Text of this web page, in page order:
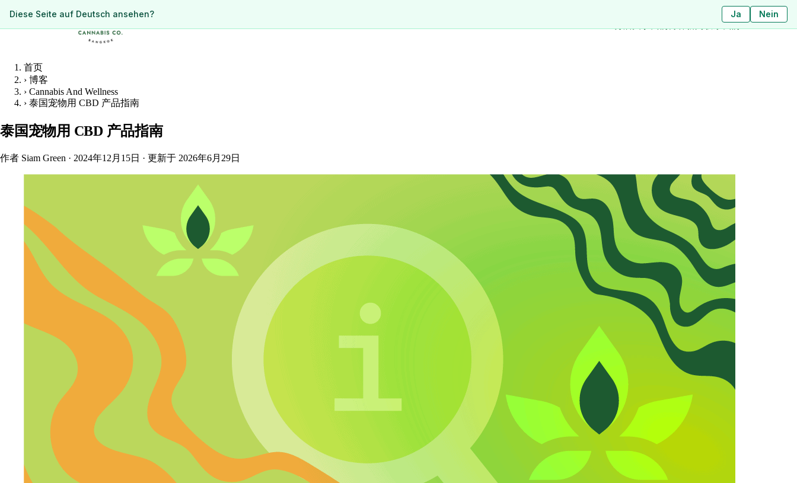
ดูหน้านี้เป็นภาษาไทย? ใช่ ไม่ใช่
Diese Seite auf Deutsch ansehen? Ja Nein
联系我们
首页
› 博客
› Cannabis And Wellness
› 泰国宠物用 CBD 产品指南
泰国宠物用 CBD 产品指南
作者 Siam Green · 2024年12月15日 · 更新于 2026年6月29日